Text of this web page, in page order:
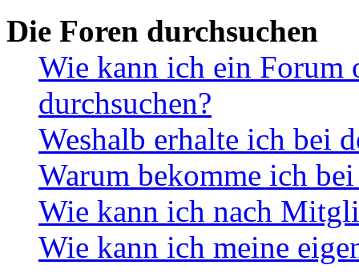
Die Foren durchsuchen
Wie kann ich ein Forum
durchsuchen?
Weshalb erhalte ich bei
Warum bekomme ich
Wie kann ich nach
Wie kann ich meine